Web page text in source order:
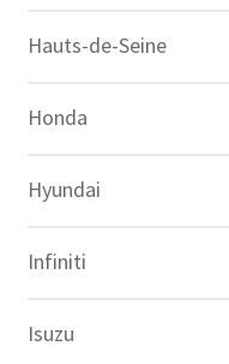
Hauts-de-Seine
Honda
Hyundai
Infiniti
Isuzu